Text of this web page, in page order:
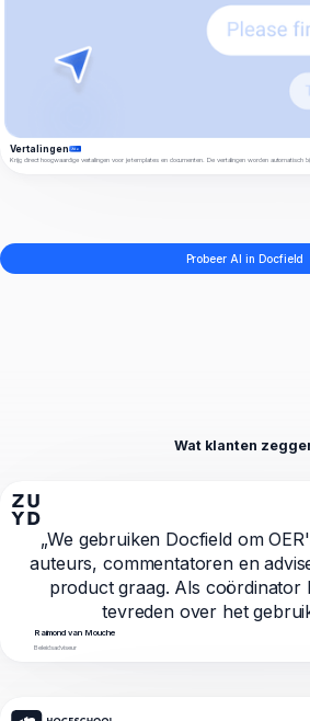
Vertalingen
Krijg direct hoogwaardige vertalingen voor je templates en documenten. De vertalingen worden automatisch
Probeer AI in Docfield
Wat klanten
„We gebruiken Docfield om
auteurs, commentatoren en
product graag. Als coördinator
tevreden over het
Raimond van Mouche
Beleidsadviseur